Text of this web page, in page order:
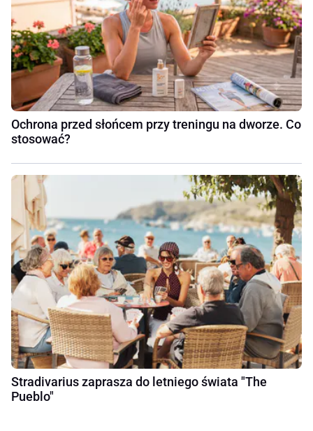
Ochrona przed słońcem przy treningu na dworze. Co
stosować?
Stradivarius zaprasza do letniego świata "The
Pueblo"